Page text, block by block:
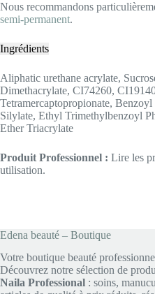
Nous recommandons
semi-permanent.
Ingrédients
Aliphatic urethane acrylate,
Dimethacrylate, CI74260,
Tetramercaptopropionate,
Silylate, Ethyl Trimethylbenzoyl
Ether Triacrylate
Produit Professionnel : Lire les
utilisation.
Edena beauté – Boutique
Votre boutique beauté
Découvrez notre sélection de
Naila Professional : soins,